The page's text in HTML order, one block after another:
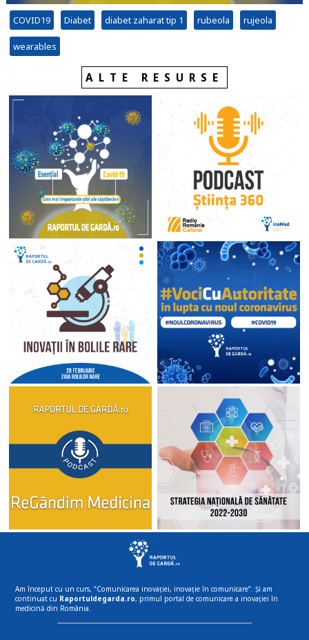
COVID19 Diabet diabet zaharat tip 1 rubeola rujeola
wearables
ALTE RESURSE
Am început cu un curs, “Comunicarea inovației, inovație în comunicare”. Și am
continuat cu Raportuldegarda.ro, primul portal de comunicare a inovației în
medicină din România.